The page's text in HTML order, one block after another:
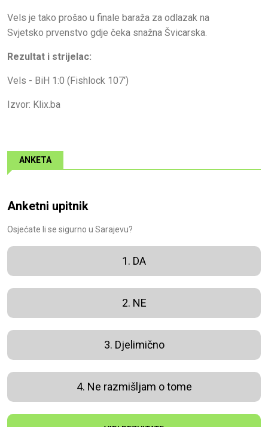
Vels je tako prošao u finale baraža za odlazak na
Svjetsko prvenstvo gdje čeka snažna Švicarska.
Rezultat i strijelac:
Vels - BiH 1:0 (Fishlock 107')
Izvor: Klix.ba
ANKETA
Anketni upitnik
Osjećate li se sigurno u Sarajevu?
1. DA
2. NE
3. Djelimično
4. Ne razmišljam o tome